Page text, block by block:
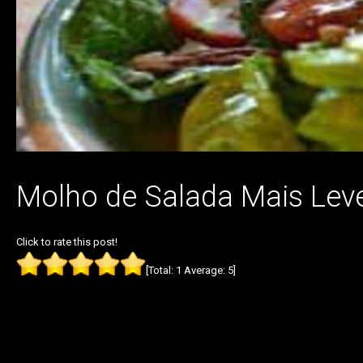
Molho de Salada Mais
Click to rate this post!
[Total: 1 Average: 5